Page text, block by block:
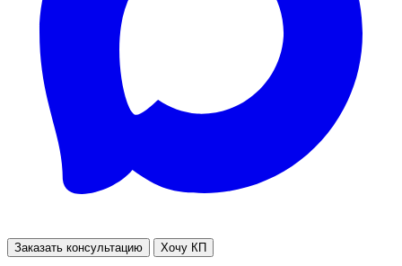
Заказать консультацию Хочу КП